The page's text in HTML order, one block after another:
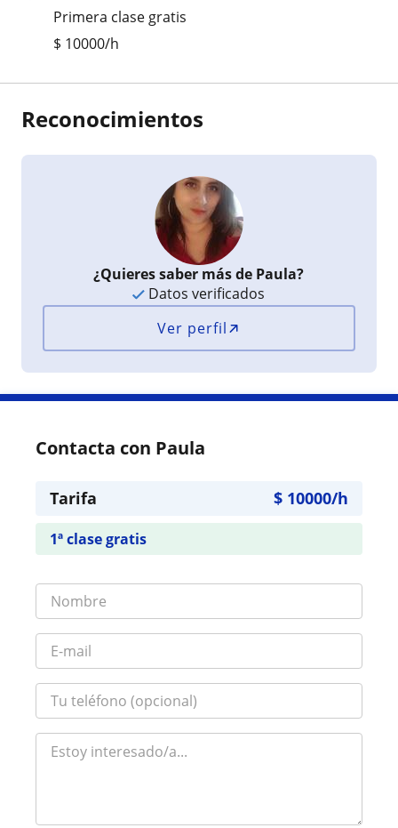
Primera clase gratis
$ 10000/h
Reconocimientos
¿Quieres saber más de Paula?
Datos verificados
Ver perfil
Contacta con Paula
Tarifa $ 10000/h
1ª clase gratis